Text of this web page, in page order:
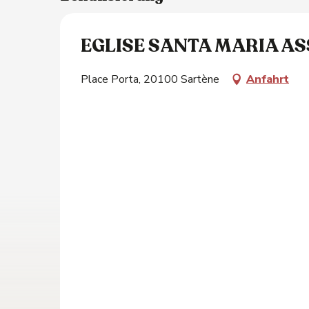
EGLISE SANTA MARIA
Place Porta, 20100 Sartène Anfahrt